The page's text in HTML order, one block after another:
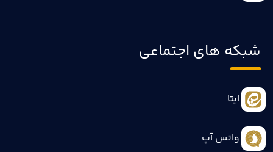
شبکه های اجتماعی
ایتا
واتس آپ